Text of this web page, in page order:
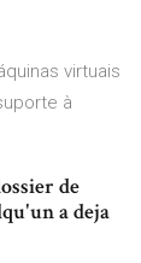
virtuais
à
de
a deja